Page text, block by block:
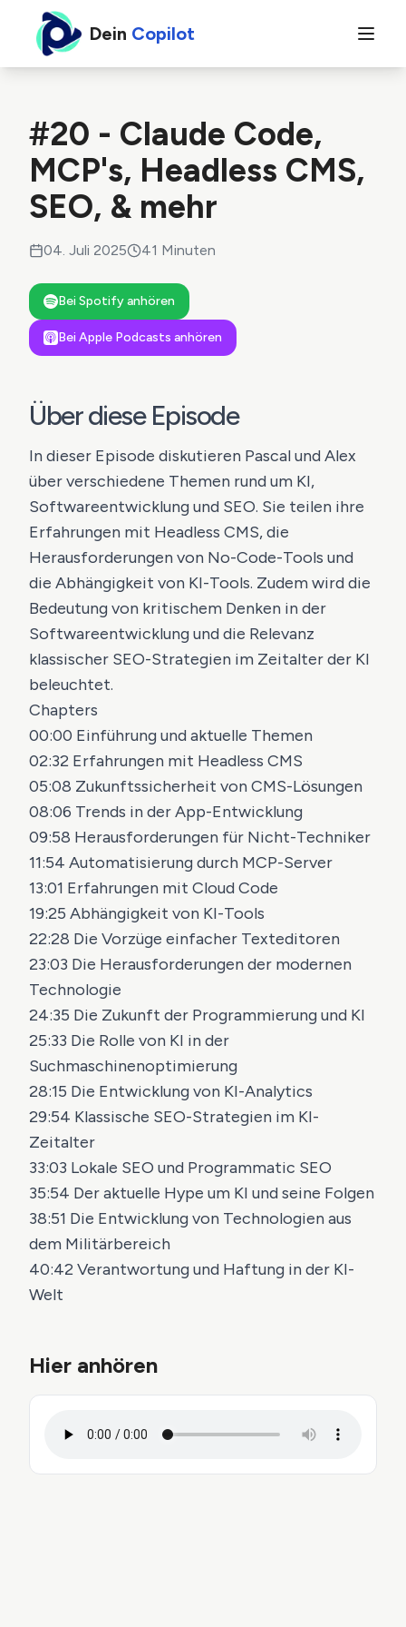
Dein Copilot
#20 - Claude Code,
MCP's, Headless CMS,
SEO, & mehr
04. Juli 2025 41 Minuten
Bei Spotify anhören
Bei Apple Podcasts anhören
Über diese Episode
In dieser Episode diskutieren Pascal und Alex
über verschiedene Themen rund um KI,
Softwareentwicklung und SEO. Sie teilen ihre
Erfahrungen mit Headless CMS, die
Herausforderungen von No-Code-Tools und
die Abhängigkeit von KI-Tools. Zudem wird die
Bedeutung von kritischem Denken in der
Softwareentwicklung und die Relevanz
klassischer SEO-Strategien im Zeitalter der KI
beleuchtet.
Chapters
00:00 Einführung und aktuelle Themen
02:32 Erfahrungen mit Headless CMS
05:08 Zukunftssicherheit von CMS-Lösungen
08:06 Trends in der App-Entwicklung
09:58 Herausforderungen für Nicht-Techniker
11:54 Automatisierung durch MCP-Server
13:01 Erfahrungen mit Cloud Code
19:25 Abhängigkeit von KI-Tools
22:28 Die Vorzüge einfacher Texteditoren
23:03 Die Herausforderungen der modernen
Technologie
24:35 Die Zukunft der Programmierung und KI
25:33 Die Rolle von KI in der
Suchmaschinenoptimierung
28:15 Die Entwicklung von KI-Analytics
29:54 Klassische SEO-Strategien im KI-
Zeitalter
33:03 Lokale SEO und Programmatic SEO
35:54 Der aktuelle Hype um KI und seine Folgen
38:51 Die Entwicklung von Technologien aus
dem Militärbereich
40:42 Verantwortung und Haftung in der KI-
Welt
Hier anhören